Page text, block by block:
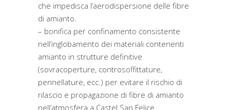
che impedisca l’aerodispersione delle fibre
di amianto.
– bonifica per confinamento consistente
nell’inglobamento dei materiali contenenti
amianto in strutture definitive
(sovracoperture, controsoffittature,
pennellature, ecc.) per evitare il rischio di
rilascio e propagazione di fibre di amianto
nell’atmosfera a Castel San Felice.